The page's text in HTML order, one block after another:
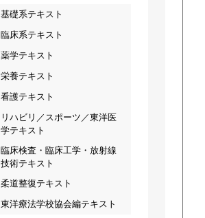
基礎系テキスト
臨床系テキスト
薬学テキスト
栄養テキスト
看護テキスト
リハビリ／スポーツ／東洋医
学テキスト
臨床検査・臨床工学・放射線
技術テキスト
柔道整復テキスト
東洋療法学校協会編テキスト